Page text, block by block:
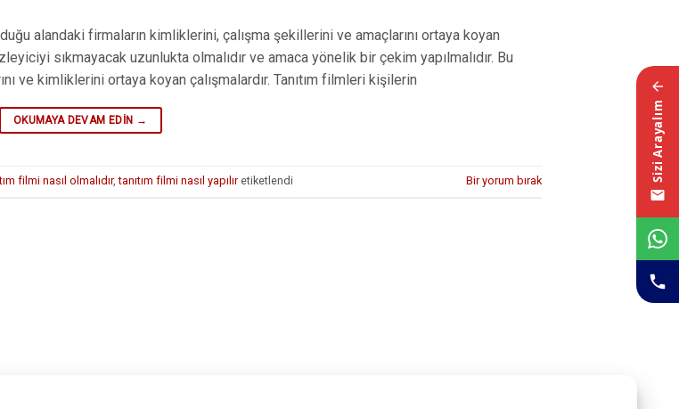
alandaki firmaların kimliklerini, çalışma şekillerini ve amaçlarını ortaya koyan
sıkmayacak uzunlukta olmalıdır ve amaca yönelik bir çekim yapılmalıdır. Bu
ve kimliklerini ortaya koyan çalışmalardır. Tanıtım filmleri kişilerin
OKUMAYA DEVAM EDIN →
filmi nasıl olmalıdır,tanıtım filmi nasıl yapılıretiketlendi Bir yorum bırak Sizi Arayalım